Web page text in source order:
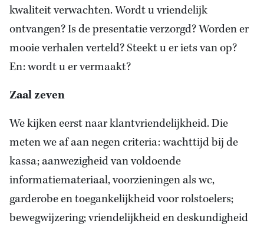
kwaliteit verwachten. Wordt u vriendelijk
ontvangen? Is de presentatie verzorgd? Worden er
mooie verhalen verteld? Steekt u er iets van op?
En: wordt u er vermaakt?
Zaal zeven
We kijken eerst naar klantvriendelijkheid. Die
meten we af aan negen criteria: wachttijd bij de
kassa; aanwezigheid van voldoende
informatiemateriaal, voorzieningen als wc,
garderobe en toegankelijkheid voor rolstoelers;
bewegwijzering; vriendelijkheid en deskundigheid